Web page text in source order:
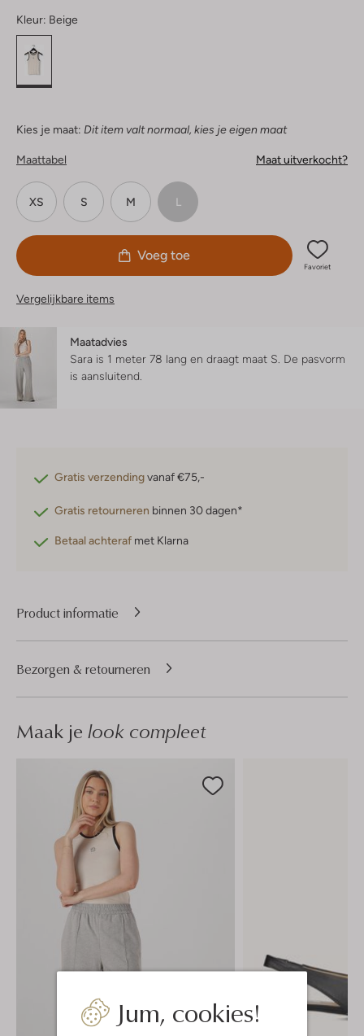
Jum, cookies!
Kleur: Beige
Kies je maat: Dit item valt normaal, kies je eigen maat
Maattabel Maat uitverkocht?
XS S M L
Voeg toe
Favoriet
Vergelijkbare items
Maatadvies
Sara is 1 meter 78 lang en draagt maat S. De pasvorm
is aansluitend
Gratis verzendingvanaf €75,-
Gratis retourneren binnen 30 dagen*
Betaal achteraf met Klarna
Product informatie
Bezorgen & retourneren
Maak je look compleet